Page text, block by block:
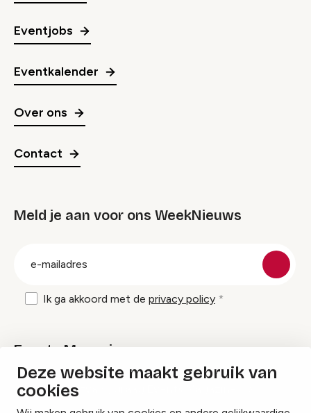
Deze website maakt gebruik van
cookies
Eventjobs
Eventkalender
Over ons
Contact
Meld je aan voor ons WeekNieuws
Ik ga akkoord met de privacy policy
Events Magazine
Ik ontvang graag Events Magazine